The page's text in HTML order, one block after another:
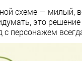
схеме — милый,
это
с персонажем